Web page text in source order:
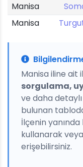
Manisa
Manisa
Manisa iline ait
sorgulama,
ve daha
bulunan
İlçenin
kullanarak
erişebilirsiniz.